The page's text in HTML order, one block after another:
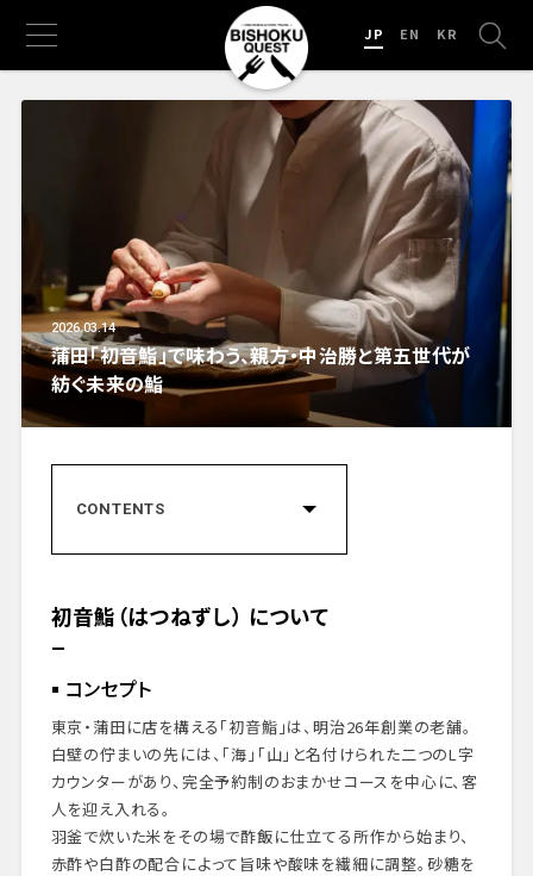
EN
JP KR
2026.03.14
蒲田「初音鮨」で味わう、親方・中治勝と第五世代が
紡ぐ未来の鮨
CONTENTS
レストランの評価
外観・エントランス
ダイニングスペース
メニュープレゼンテーション
実際に味わった料理
まとめと感想
予約とアクセス情報
初音鮨（はつねずし） について
コンセプト
東京・蒲田に店を構える「初音鮨」は、明治26年創業の老舗。
白壁の佇まいの先には、「海」「山」と名付けられた二つのL字
カウンターがあり、完全予約制のおまかせコースを中心に、客
人を迎え入れる。
羽釜で炊いた米をその場で酢飯に仕立てる所作から始まり、
赤酢や白酢の配合によって旨味や酸味を繊細に調整。砂糖を